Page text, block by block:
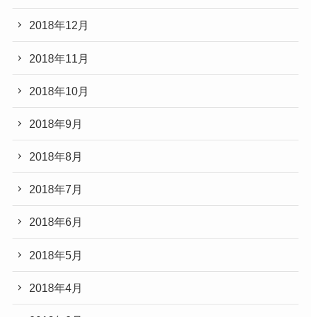
2018年12月
2018年11月
2018年10月
2018年9月
2018年8月
2018年7月
2018年6月
2018年5月
2018年4月